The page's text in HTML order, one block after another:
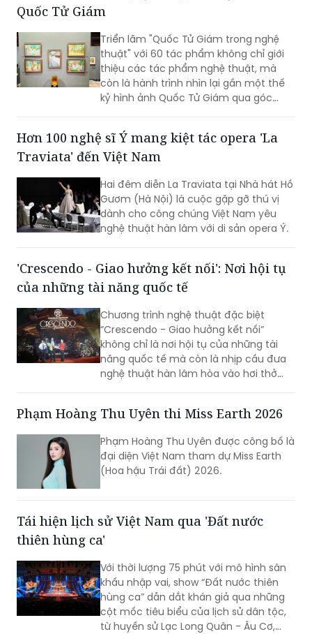
nhạc.
Quốc Tử Giám
Triển lãm "Quốc Tử Giám trong nghệ
thuật" với 60 tác phẩm không chỉ giới
thiệu các tác phẩm nghệ thuật, mà
còn là hành trình nhìn lại gần một thế
kỷ hình ảnh Quốc Tử Giám qua góc
Hơn 100 nghệ sĩ Ý mang kiệt tác opera 'La
Traviata' đến Việt Nam
Hai đêm diễn La Traviata tại Nhà hát Hồ
Gươm (Hà Nội) là cuộc gặp gỡ thú vị
dành cho công chúng Việt Nam yêu
nghệ thuật hàn lâm với di sản opera Ý.
'Crescendo - Giao hưởng kết nối': Nơi hội tụ
của những tài năng quốc tế
Chương trình nghệ thuật đặc biệt
“Crescendo - Giao hưởng kết nối”
không chỉ là nơi hội tụ của những tài
năng quốc tế mà còn là nhịp cầu đưa
nghệ thuật hàn lâm hòa vào hơi thở
xóa nhòa khoảng cách giữa âm nhạc
hóa trong lòng người dân địa phương
cùng du khách thập phương.
Phạm Hoàng Thu Uyên thi Miss Earth 2026
Phạm Hoàng Thu Uyên được công bố là
đại diện Việt Nam tham dự Miss Earth
(Hoa hậu Trái đất) 2026.
Tái hiện lịch sử Việt Nam qua 'Đất nước
thiên hùng ca'
Với thời lượng 75 phút với mô hình sân
khấu nhập vai, show “Đất nước thiên
hùng ca” dẫn dắt khán giả qua những
cột mốc tiêu biểu của lịch sử dân tộc,
từ huyền sử Lạc Long Quân - Âu Cơ,